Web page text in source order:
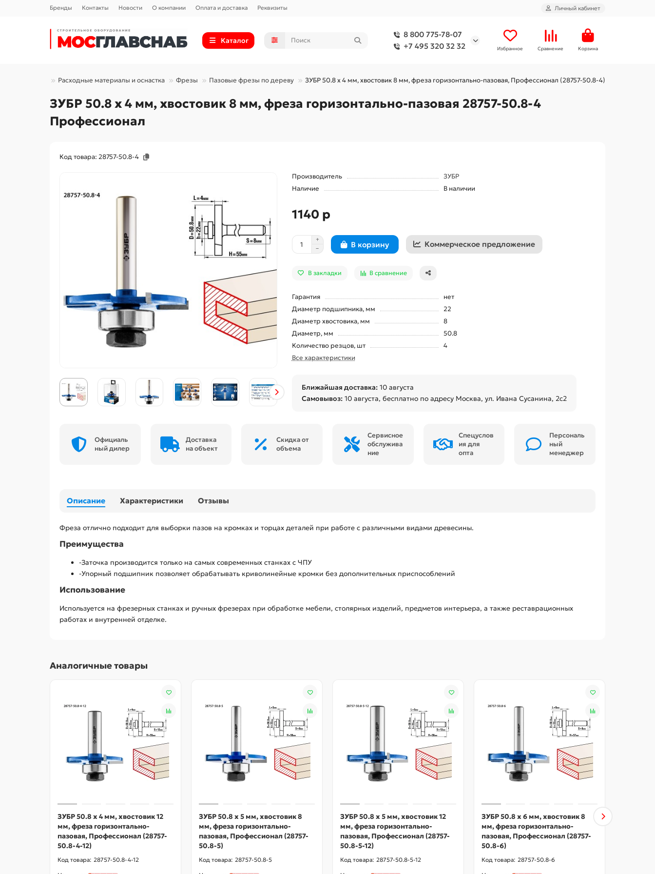
Бренды Контакты Новости О компании Оплата и доставка Реквизиты Личный кабинет
Каталог
8 800 775-78-07
+7 495 320 32 32
Избранное Сравнение Корзина
Расходные материалы и оснастка Фрезы Пазовые фрезы по дереву ЗУБР 50.8 x 4 мм, хвостовик 8 мм, фреза горизонтально-пазовая, Профессионал (28757-50.8-4)
ЗУБР 50.8 x 4 мм, хвостовик 8 мм, фреза горизонтально-пазовая 28757-50.8-4
Профессионал
Код товара: 28757-50.8-4
Производитель
ЗУБР
Наличие
В наличии
1140 р
В корзину Коммерческое предложение
В закладки В сравнение
Гарантия
нет
Диаметр подшипника, мм
22
Диаметр хвостовика, мм
8
Диаметр, мм
50.8
Количество резцов, шт
4
Все характеристики
Ближайшая доставка: 10 августа
Самовывоз: 10 августа, бесплатно по адресу Москва, ул. Ивана Сусанина, 2с2
Официаль
ный дилер
Доставка
на объект
Скидка от
объема
Сервисное
обслужива
ние
Спецуслов
ия для
опта
Персональ
ный
менеджер
Описание Характеристики Отзывы
Фреза отлично подходит для выборки пазов на кромках и торцах деталей при работе с различными видами древесины.
Преимущества
-Заточка производится только на самых современных станках с ЧПУ
-Упорный подшипник позволяет обрабатывать криволинейные кромки без дополнительных приспособлений
Использование
Используется на фрезерных станках и ручных фрезерах при обработке мебели, столярных изделий, предметов интерьера, а также реставрационных
работах и внутренней отделке.
Аналогичные товары
ЗУБР 50.8 x 4 мм, хвостовик 12
мм, фреза горизонтально-
пазовая, Профессионал (28757-
50.8-4-12)
28757-50.8-4-12
ЗУБР 50.8 x 5 мм, хвостовик 8
мм, фреза горизонтально-
пазовая, Профессионал (28757-
50.8-5)
28757-50.8-5
ЗУБР 50.8 x 5 мм, хвостовик 12
мм, фреза горизонтально-
пазовая, Профессионал (28757-
50.8-5-12)
28757-50.8-5-12
ЗУБР 50.8 x 6 мм, хвостовик 8
мм, фреза горизонтально-
пазовая, Профессионал (28757-
50.8-6)
28757-50.8-6